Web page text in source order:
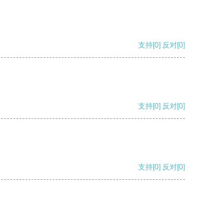
支持[0] 反对[0]
支持[0] 反对[0]
支持[0] 反对[0]